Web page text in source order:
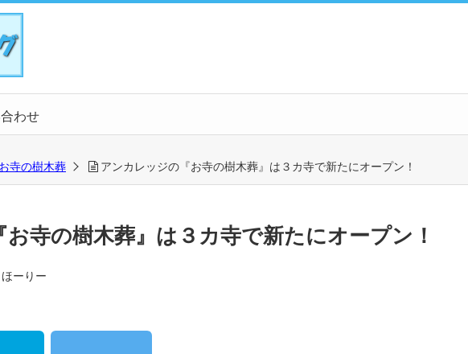
わせ
寺の樹木葬 アンカレッジの『お寺の樹木葬』は３カ寺で新たにオープン！
寺の樹木葬』は３カ寺で新たにオープン！
ほーりー